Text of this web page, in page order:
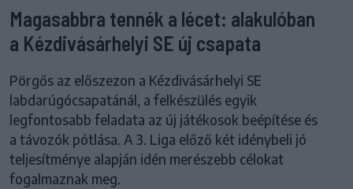
Magasabbra tennék a lécet: alakulóban
a Kézdivásárhelyi SE új csapata
Pörgős az előszezon a Kézdivásárhelyi SE
labdarúgócsapatánál, a felkészülés egyik
legfontosabb feladata az új játékosok beépítése és
a távozók pótlása. A 3. Liga előző két idénybeli jó
teljesítménye alapján idén merészebb célokat
fogalmaznak meg.